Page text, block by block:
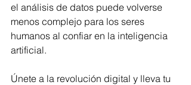
el análisis de datos puede volverse
menos complejo para los seres
humanos al confiar en la inteligencia
artificial.
Únete a la revolución digital y lleva tu